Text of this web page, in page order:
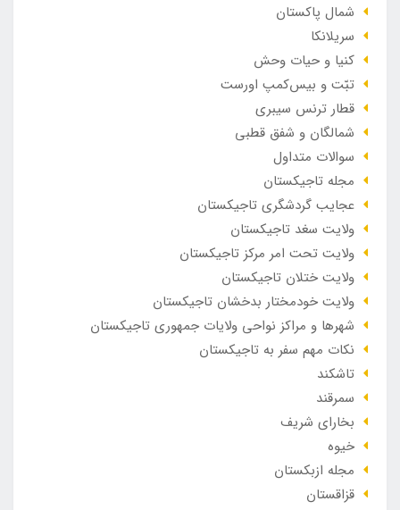
شمال پاکستان
سریلانکا
کنیا و حیات وحش
تبّت و بیس‌کمپ اورست
قطار ترنس سیبری
شمالگان و شفق قطبی
سوالات متداول
مجله تاجیکستان
عجایب گردشگری تاجیکستان
ولایت سغد تاجیکستان
ولایت تحت امر مرکز تاجیکستان
ولایت ختلان تاجیکستان
ولایت خودمختار بدخشان تاجیکستان
شهرها و مراکز نواحی ولایات جمهوری تاجیکستان
نکات مهم سفر به تاجیکستان
تاشکند
سمرقند
بخارای شریف
خیوه
مجله ازبکستان
قزاقستان